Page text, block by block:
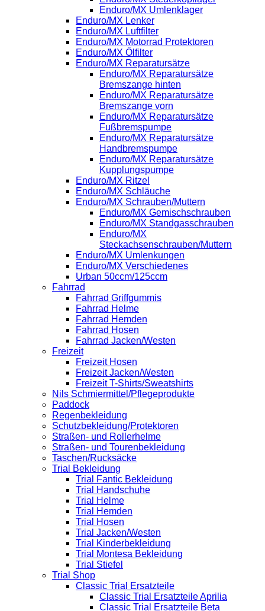
Enduro/MX Umlenklager
Enduro/MX Lenker
Enduro/MX Luftfilter
Enduro/MX Motorrad Protektoren
Enduro/MX Ölfilter
Enduro/MX Reparatursätze
Enduro/MX Reparatursätze
Bremszange hinten
Enduro/MX Reparatursätze
Bremszange vorn
Enduro/MX Reparatursätze
Fußbremspumpe
Enduro/MX Reparatursätze
Handbremspumpe
Enduro/MX Reparatursätze
Kupplungspumpe
Enduro/MX Ritzel
Enduro/MX Schläuche
Enduro/MX Schrauben/Muttern
Enduro/MX Gemischschrauben
Enduro/MX Standgasschrauben
Enduro/MX
Steckachsenschrauben/Muttern
Enduro/MX Umlenkungen
Enduro/MX Verschiedenes
Urban 50ccm/125ccm
Fahrrad
Fahrrad Griffgummis
Fahrrad Helme
Fahrrad Hemden
Fahrrad Hosen
Fahrrad Jacken/Westen
Freizeit
Freizeit Hosen
Freizeit Jacken/Westen
Freizeit T-Shirts/Sweatshirts
Nils Schmiermittel/Pflegeprodukte
Paddock
Regenbekleidung
Schutzbekleidung/Protektoren
Straßen- und Rollerhelme
Straßen- und Tourenbekleidung
Taschen/Rucksäcke
Trial Bekleidung
Trial Fantic Bekleidung
Trial Handschuhe
Trial Helme
Trial Hemden
Trial Hosen
Trial Jacken/Westen
Trial Kinderbekleidung
Trial Montesa Bekleidung
Trial Stiefel
Trial Shop
Classic Trial Ersatzteile
Classic Trial Ersatzteile Aprilia
Classic Trial Ersatzteile Beta